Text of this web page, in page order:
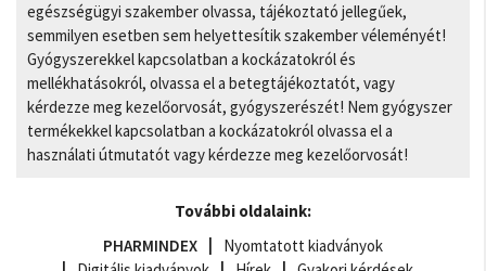
egészségügyi szakember olvassa, tájékoztató jellegűek,
semmilyen esetben sem helyettesítik szakember véleményét!
Gyógyszerekkel kapcsolatban a kockázatokról és
mellékhatásokról, olvassa el a betegtájékoztatót, vagy
kérdezze meg kezelőorvosát, gyógyszerészét! Nem gyógyszer
termékekkel kapcsolatban a kockázatokról olvassa el a
használati útmutatót vagy kérdezze meg kezelőorvosát!
További oldalaink:
PHARMINDEX
Nyomtatott kiadványok